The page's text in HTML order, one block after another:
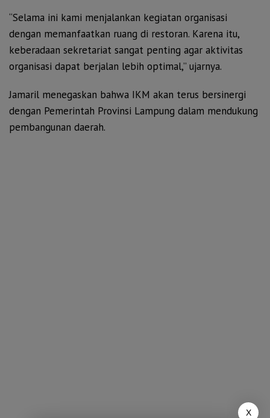
“Selama ini kami menjalankan kegiatan organisasi
dengan memanfaatkan ruang di restoran. Karena itu,
keberadaan sekretariat sangat penting agar aktivitas
organisasi dapat berjalan lebih optimal,” ujarnya.
Jamaril menegaskan bahwa IKM akan terus bersinergi
dengan Pemerintah Provinsi Lampung dalam mendukung
pembangunan daerah.
X